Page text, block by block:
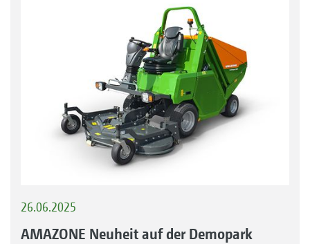
26.06.2025
AMAZONE Neuheit auf der Demopark